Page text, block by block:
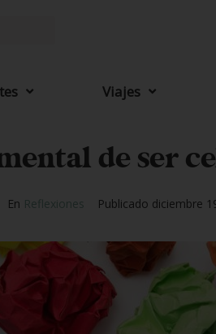
Viajes
de ser
En Reflexiones Publicado diciembre